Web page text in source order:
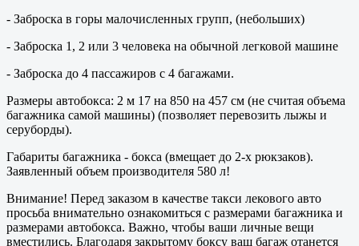
- Заброска в горы малочисленных групп, (небольших)
- Заброска 1, 2 или 3 человека на обычной легковой машине
- Заброска до 4 пассажиров с 4 багажами.
Размеры автобокса: 2 м 17 на 850 на 457 см (не считая объема
багажника самой машины) (позволяет перевозить лыжы и
серуборды).
Габариты багажника - бокса (вмещает до 2-х рюкзаков).
Заявленный объем производителя 580 л!
Внимание! Перед заказом в качестве такси лекового авто
просьба внимательно ознакомиться с размерами багажника и
размерами автобокса. Важно, чтобы ваши личные вещи
вместились. Благодаря закрытому боксу ваш багаж отанется